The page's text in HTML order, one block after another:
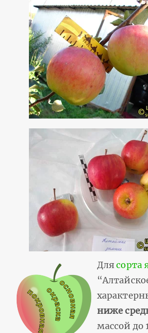
Длясорта
ниже
массой до